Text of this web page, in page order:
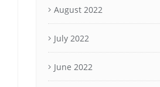
August 2022
July 2022
June 2022